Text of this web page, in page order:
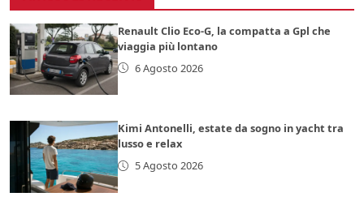
Renault Clio Eco-G, la compatta a Gpl che
viaggia più lontano
6 Agosto 2026
Kimi Antonelli, estate da sogno in yacht tra
lusso e relax
5 Agosto 2026